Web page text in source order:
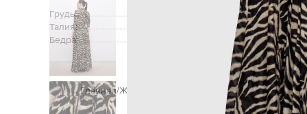
Грудь:
Талия:
Бедра:
Главная Женщинам Ermanno Scervino Life Одежда